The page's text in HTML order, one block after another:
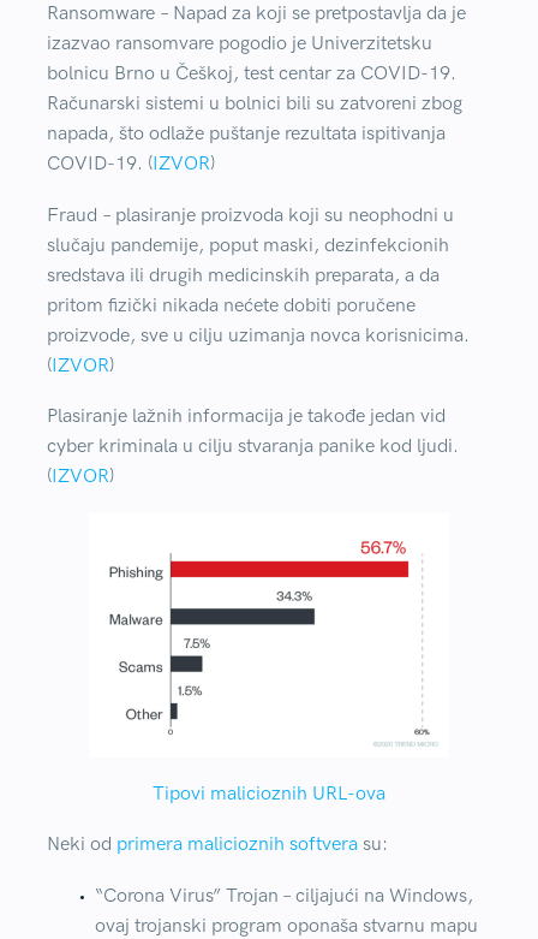
Ransomware – Napad za koji se pretpostavlja da je
izazvao ransomvare pogodio je Univerzitetsku
bolnicu Brno u Češkoj, test centar za COVID-19.
Računarski sistemi u bolnici bili su zatvoreni zbog
napada, što odlaže puštanje rezultata ispitivanja
COVID-19. (IZVOR)
Fraud – plasiranje proizvoda koji su neophodni u
slučaju pandemije, poput maski, dezinfekcionih
sredstava ili drugih medicinskih preparata, a da
pritom fizički nikada nećete dobiti poručene
proizvode, sve u cilju uzimanja novca korisnicima.
(IZVOR)
Plasiranje lažnih informacija je takođe jedan vid
cyber kriminala u cilju stvaranja panike kod ljudi.
(IZVOR)
Tipovi malicioznih URL-ova
Neki od primera malicioznih softvera su:
“Corona Virus” Trojan – ciljajući na Windows,
ovaj trojanski program oponaša stvarnu mapu